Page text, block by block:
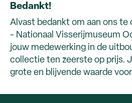
Bedankt!
Alvast bedankt om aan ons te
- Nationaal Visserijmuseum
jouw medewerking in de
collectie ten zeerste op prijs.
grote en blijvende waarde